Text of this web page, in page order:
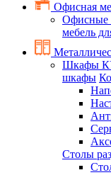
Офисная
Офисные
мебель
Шкафы
шкафы
Столы